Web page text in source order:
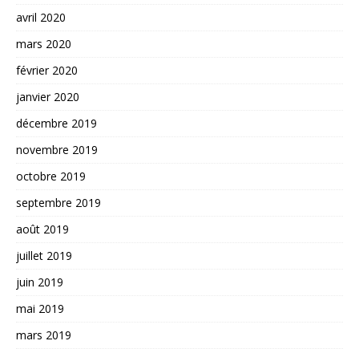
avril 2020
mars 2020
février 2020
janvier 2020
décembre 2019
novembre 2019
octobre 2019
septembre 2019
août 2019
juillet 2019
juin 2019
mai 2019
mars 2019